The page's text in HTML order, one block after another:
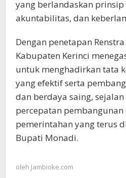
yang berlandaskan
akuntabilitas, dan
Dengan penetapan
Kabupaten Kerinci
untuk menghadirkan tata
yang efektif serta
dan berdaya saing,
percepatan
pemerintahan yang terus
Bupati Monadi.
oleh Jambioke.com